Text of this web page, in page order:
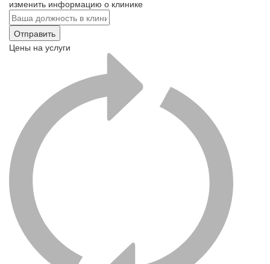
изменить информацию о клинике
Отправить
Цены на услуги